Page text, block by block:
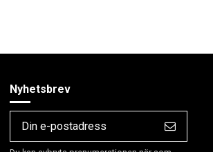
Nyhetsbrev